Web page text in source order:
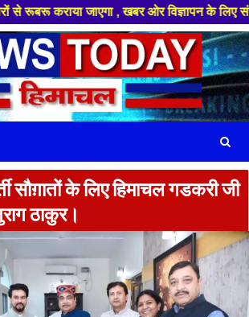
जाएगा , खबर ओर विज्ञापन के लिए संपर्क करे
सौग़ातों के लिए हिमाचल गडकरी जी
ठाकुर।